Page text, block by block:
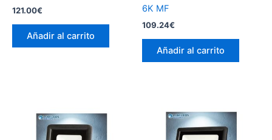
121.00€
Añadir al carrito
6K MF
109.24€
Añadir al carrito